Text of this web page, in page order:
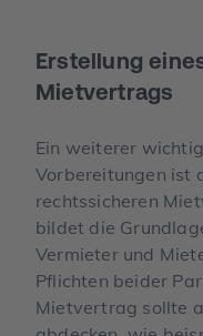
Erstellung
Mietvertrags
Ein weiterer
Vorbereitungen ist
rechtssicheren
bildet die
Vermieter und
Pflichten beider
Mietvertrag sollte